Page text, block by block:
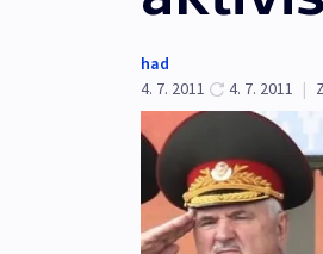
had
4. 7. 2011
4. 7. 2011 |